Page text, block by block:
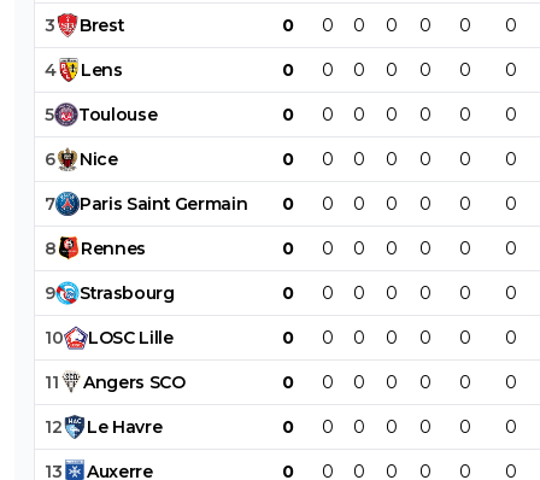
3 Brest 0 0 0 0 0 0 0
4 Lens 0 0 0 0 0 0 0
5 Toulouse 0 0 0 0 0 0 0
6 Nice 0 0 0 0 0 0 0
7 Paris Saint Germain 0 0 0 0 0 0 0
8 Rennes 0 0 0 0 0 0 0
9 Strasbourg 0 0 0 0 0 0 0
10 LOSC Lille 0 0 0 0 0 0 0
11 Angers SCO 0 0 0 0 0 0 0
12 Le Havre 0 0 0 0 0 0 0
13 Auxerre 0 0 0 0 0 0 0